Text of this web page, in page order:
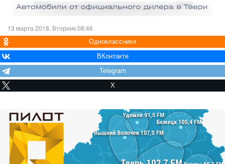
13 марта 2018, Вторник 08:46
Одноклассники
ВКонтакте
Telegram
X